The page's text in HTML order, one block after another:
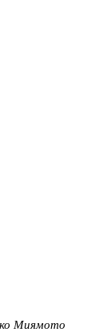
Миямото